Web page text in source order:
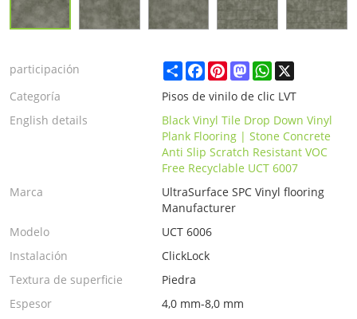
participación ShareFacebook
PinterestMastodonWhatsApp
X
Categoría
Pisos de vinilo de clic LVT
English details
Black Vinyl Tile Drop Down Vinyl
Plank Flooring | Stone Concrete
Anti Slip Scratch Resistant VOC
Free Recyclable UCT 6007
Marca
UltraSurface SPC Vinyl flooring
Manufacturer
Modelo
UCT 6006
Instalación
ClickLock
Textura de superficie
Piedra
Espesor
4,0 mm-8,0 mm